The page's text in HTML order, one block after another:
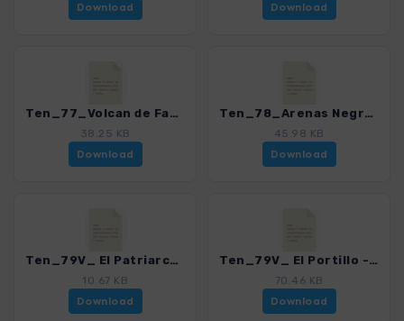
Download
Download
Ten_77_Volcan de Fasnia.gpx
38.25 KB
Download
Ten_78_Arenas Negras - Guamaso.gpx
45.98 KB
Download
Ten_79V_ El Patriarca.gpx
10.67 KB
Download
Ten_79V_ El Portillo - Parador Nacional.gpx
70.46 KB
Download